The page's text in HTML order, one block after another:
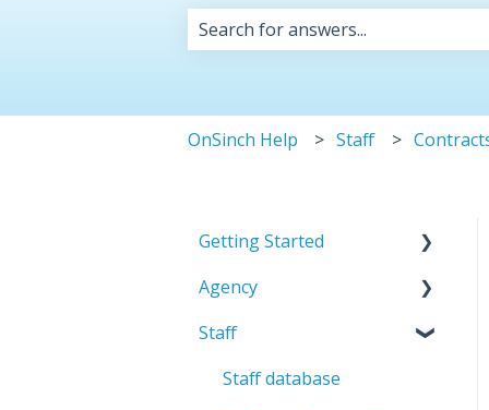
OnSinch Help Staff
Getting Started
Admin environment
Getting started
Agency
General
Staff
Staff database